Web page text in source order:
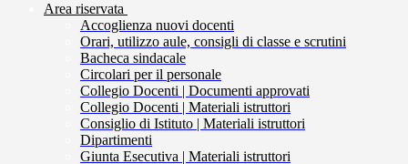
Area riservata
Accoglienza nuovi docenti
Orari, utilizzo aule, consigli di classe e scrutini
Bacheca sindacale
Circolari per il personale
Collegio Docenti | Documenti approvati
Collegio Docenti | Materiali istruttori
Consiglio di Istituto | Materiali istruttori
Dipartimenti
Giunta Esecutiva | Materiali istruttori